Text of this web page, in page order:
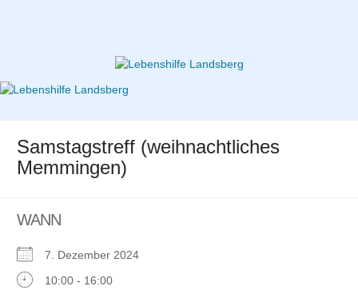
Lebenshilfe Landsberg
Samstagstreff (weihnachtliches
Memmingen)
WANN
7. Dezember 2024
10:00 - 16:00